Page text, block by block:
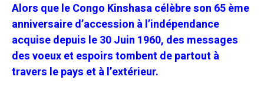
Alors que le Congo Kinshasa célèbre son 65 ème
anniversaire d’accession à l’indépendance
acquise depuis le 30 Juin 1960, des messages
des voeux et espoirs tombent de partout à
travers le pays et à l’extérieur.